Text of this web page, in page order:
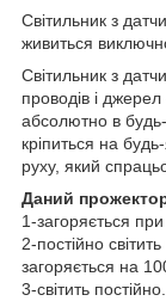
Світильник з
живиться
Світильник з
проводів і
абсолютно в
кріпиться на
руху, який
Даний
1-загоряється
2-постійно
загоряється на
3-світить постійно.